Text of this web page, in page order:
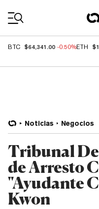
BTC $64,341.00 -0.50%ETH
Noticias Negocios
Tribunal
de Arresto
"Ayudante
Kwon